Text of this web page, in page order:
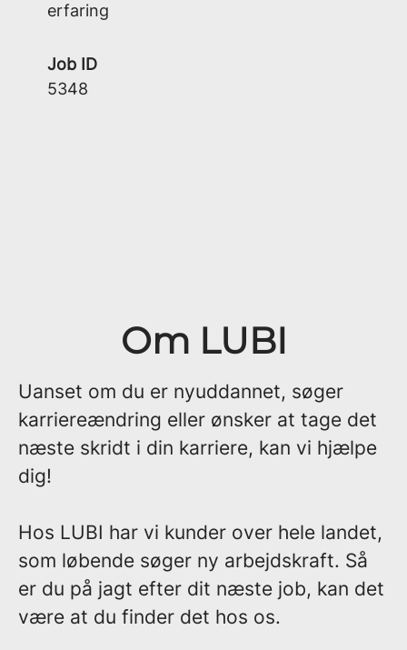
erfaring
Job ID
5348
Om LUBI
Uanset om du er nyuddannet, søger
karriereændring eller ønsker at tage det
næste skridt i din karriere, kan vi hjælpe
dig!
Hos LUBI har vi kunder over hele landet,
som løbende søger ny arbejdskraft. Så
er du på jagt efter dit næste job, kan det
være at du finder det hos os.